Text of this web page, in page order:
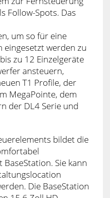
Follow-Spots. Das
um so für eine
eingesetzt werden zu
zu 12 Einzelgeräte
ansteuern,
T1 Profile, der
MegaPointe, dem
der DL4 Serie und
bildet die
Sie kann
Die BaseStation